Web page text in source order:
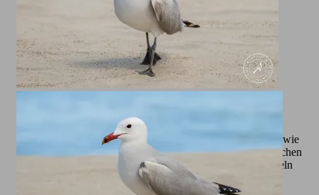
Das Verhalten der Mittelmeermöwe ist ebenso faszinierend wie
ihr Erscheinungsbild. Während der Brutzeit, die meist zwischen
März und Juli liegt, nisten sie in Kolonien auf Klippen, Inseln
oder anderen geschützten Gebieten. Ihre Jungen werden
liebevoll versorgt und verteidigt, oft auch gegen größere